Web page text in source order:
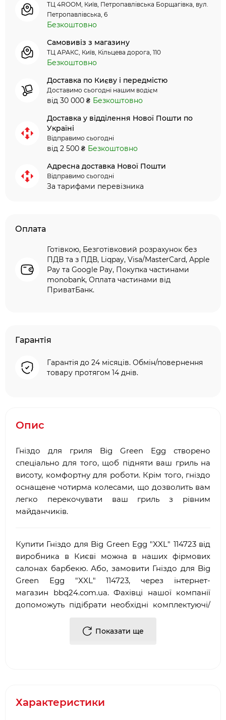
ТЦ 4ROOM, Київ, Петропавлівська Борщагівка, вул.
Петропавлівська, 6
Безкоштовно
Самовивіз з магазину
ТЦ АРАКС, Київ, Кільцева дорога, 110
Безкоштовно
Доставка по Києву і передмістю
Доставимо сьогодні нашим водієм
від 30 000 ₴ Безкоштовно
Доставка у відділення Нової Пошти по
Україні
Відправимо сьогодні
від 2 500 ₴ Безкоштовно
Адресна доставка Нової Пошти
Відправимо сьогодні
За тарифами перевізника
Оплата
Готівкою, Безготівковий розрахунок без
ПДВ та з ПДВ, Liqpay, Visa/MasterCard, Apple
Pay та Google Pay, Покупка частинами
monobank, Оплата частинами від
ПриватБанк.
Гарантія
Гарантія до 24 місяців. Обмін/повернення
товару протягом 14 днів.
Опис
Гніздо для гриля Big Green Egg створено
спеціально для того, щоб підняти ваш гриль на
висоту, комфортну для роботи. Крім того, гніздо
оснащене чотирма колесами, що дозволить вам
легко перекочувати ваш гриль з рівним
майданчиків.
Купити Гніздо для Big Green Egg "XXL" 114723 від
виробника в Києві можна в наших фірмових
салонах барбекю. Або, замовити Гніздо для Big
Green Egg "XXL" 114723, через інтернет-
магазин bbq24.com.ua. Фахівці нашої компанії
допоможуть підібрати необхідні комплектуючі/
Достоїнствами і перевагами нашої компанії, є:
Довгострокова гарантія від виробника
Показати ще
Характеристики